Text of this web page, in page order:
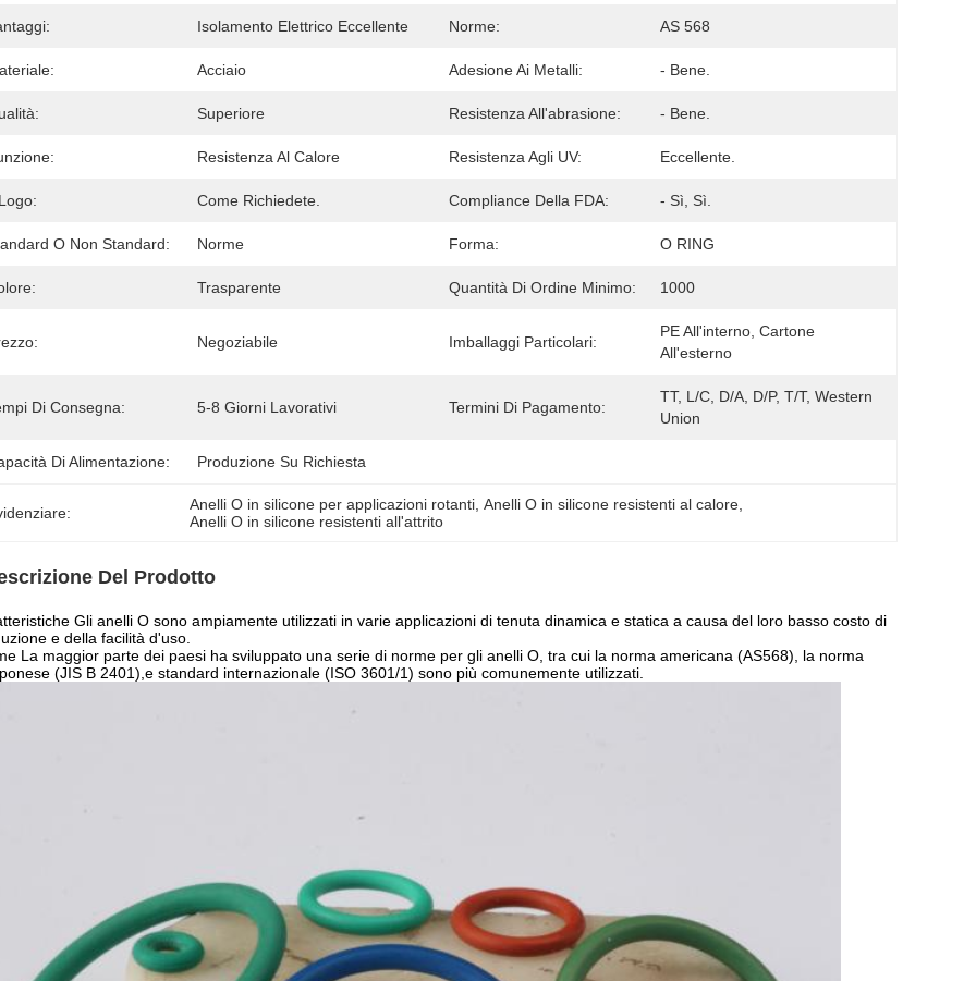
Isolamento Elettrico Eccellente Norme: AS 568
Acciaio Adesione Ai Metalli: - Bene.
Superiore Resistenza All'abrasione: - Bene.
Resistenza Al Calore Resistenza Agli UV: Eccellente.
Come Richiedete. Compliance Della FDA: - Sì, Sì.
O Non Standard: Norme Forma: O RING
Trasparente Quantità Di Ordine Minimo: 1000
Negoziabile Imballaggi Particolari:
PE All'interno, Cartone
All'esterno
Di Consegna: 5-8 Giorni Lavorativi Termini Di Pagamento:
TT, L/C, D/A, D/P, T/T, Western
Union
Di Alimentazione: Produzione Su Richiesta
Anelli O in silicone per applicazioni rotanti , Anelli O in silicone resistenti al calore
Anelli O in silicone resistenti all'attrito
Del Prodotto
Gli anelli O sono ampiamente utilizzati in varie applicazioni di tenuta dinamica e statica a causa del loro basso costo di
e della facilità d'uso.
La maggior parte dei paesi ha sviluppato una serie di norme per gli anelli O, tra cui la norma americana (AS568), la norma
(JIS B 2401),e standard internazionale (ISO 3601/1) sono più comunemente utilizzati.